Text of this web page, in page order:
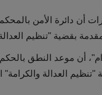
بقضية "تنظيم العدالة
أن موعد النطق
"تنظيم العدالة والكرامة"